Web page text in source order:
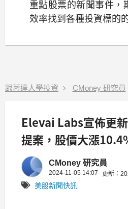
重點股票的新聞事件，
效率找到各種投資標的
跟著達人學投資 CMoney 研究員
Elevai Labs宣佈更
提案，股價大漲
CMoney 研究員
2024-11-05 14:07 更新：
美股新聞快訊